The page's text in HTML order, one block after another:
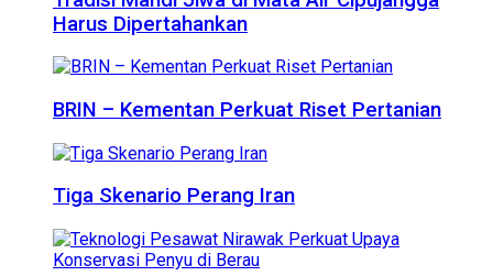
Harus Dipertahankan
BRIN – Kementan Perkuat Riset Pertanian
Tiga Skenario Perang Iran